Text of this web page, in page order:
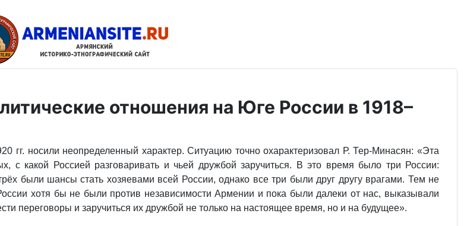
отношения на Юге России в 1918–
носили неопределенный характер. Ситуацию точно охарактеризовал Р. Тер-Минасян: «Эта
с какой Россией разговаривать и чьей дружбой заручиться. В это время было три России:
были шансы стать хозяевами всей России, однако все три были друг другу врагами. Тем не
хотя бы не были против независимости Армении и пока были далеки от нас, выказывали
переговоры и заручиться их дружбой не только на настоящее время, но и на будущее».